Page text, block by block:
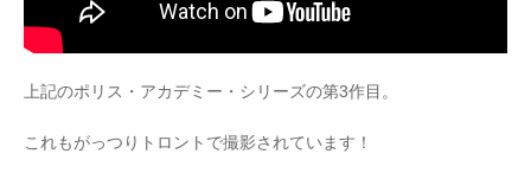
上記のポリス・アカデミー・シリーズの第3作目。
これもがっつりトロントで撮影されています！